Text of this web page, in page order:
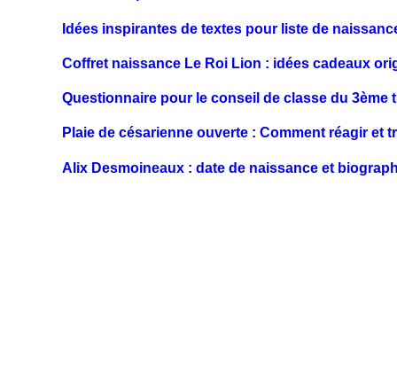
Idées inspirantes de textes pour liste de
Coffret naissance Le Roi Lion : idées cadeaux
Questionnaire pour le conseil de classe du 3ème
Plaie de césarienne ouverte : Comment réagir et
Alix Desmoineaux : date de naissance et